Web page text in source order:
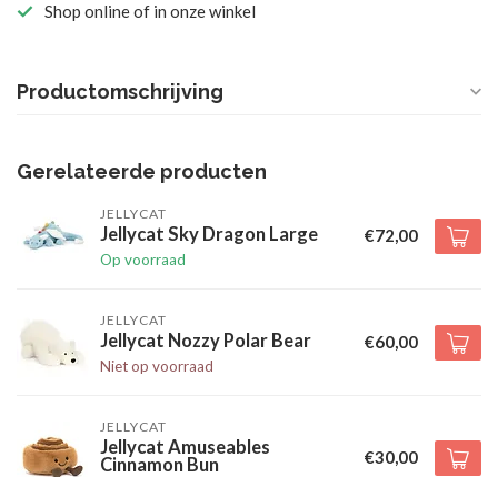
Shop online of in onze winkel
Productomschrijving
Gerelateerde producten
JELLYCAT
Jellycat Sky Dragon Large
Op voorraad
€72,00
JELLYCAT
Jellycat Nozzy Polar Bear
Niet op voorraad
€60,00
JELLYCAT
Jellycat Amuseables
Cinnamon Bun
€30,00